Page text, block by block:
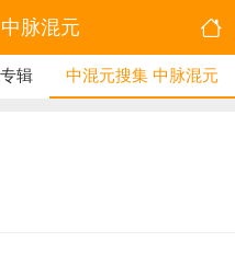
脉混元
辑 中混元搜集 中脉混元